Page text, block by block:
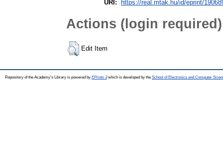
URI: https://real.mtak.hu/id/eprint/
Actions (login required)
Edit Item
Repository of the Academy's Library is powered by EPrints 3which is developed by the School of Electronics and Computer